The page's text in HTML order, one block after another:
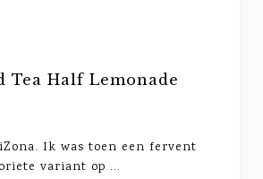
Tea Half Lemonade
Ik was toen een fervent
variant op ...